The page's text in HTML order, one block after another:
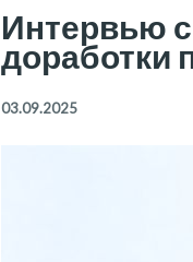
Интервью
доработки
03.09.2025